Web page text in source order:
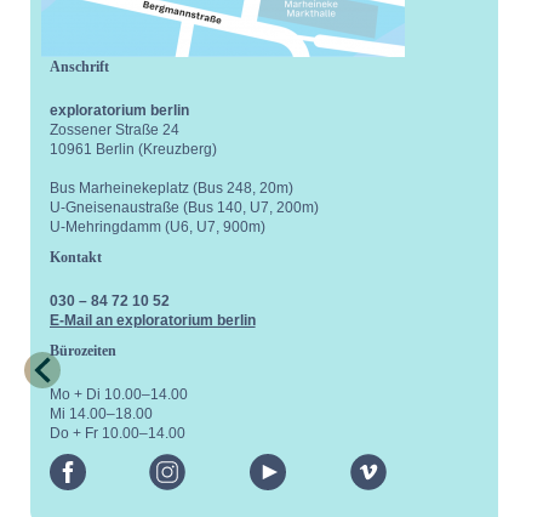
Anschrift
exploratorium berlin
Zossener Straße 24
10961 Berlin (Kreuzberg)
Bus Marheinekeplatz (Bus 248, 20m)
U-Gneisenaustraße (Bus 140, U7, 200m)
U-Mehringdamm (U6, U7, 900m)
Kontakt
030 – 84 72 10 52
E-Mail an exploratorium berlin
Bürozeiten
Mo + Di 10.00–14.00
Mi 14.00–18.00
Do + Fr 10.00–14.00
facebook
instagram youtube vimeo